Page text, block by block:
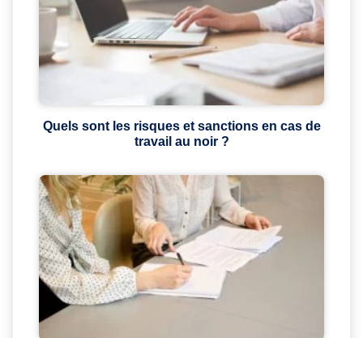
Quels sont les risques et sanctions en cas de
travail au noir ?